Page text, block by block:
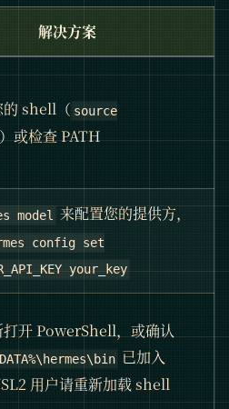
解决方案
的 shell（ source
）或检查 PATH
model 来配置您的提供方，
config set
your_key
打开 PowerShell，或确认
已加入
用户请重新加载 shell